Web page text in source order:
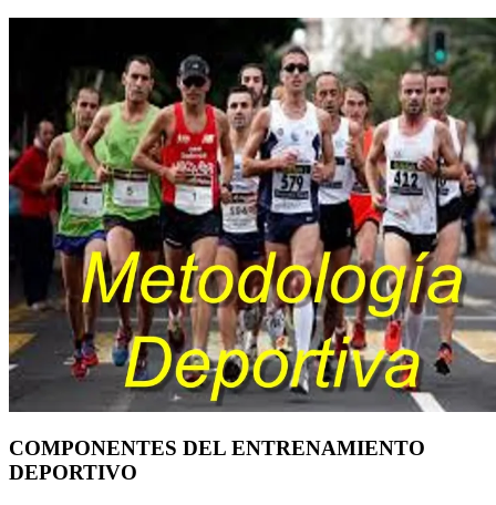
COMPONENTES DEL ENTRENAMIENTO
DEPORTIVO